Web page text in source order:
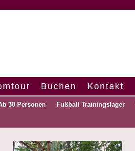
Buchen Kontakt
30 Personen Fußball Trainingslager